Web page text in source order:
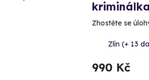
kriminálka
Zhostěte se
Zlín (+ 13
990 Kč